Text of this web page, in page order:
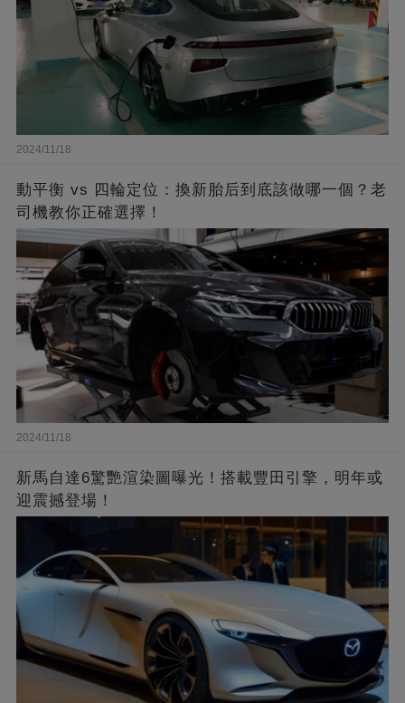
2024/11/18
動平衡 vs 四輪定位：換新胎后到底該做哪一個？老
司機教你正確選擇！
2024/11/18
新馬自達6驚艷渲染圖曝光！搭載豐田引擎，明年或
迎震撼登場！